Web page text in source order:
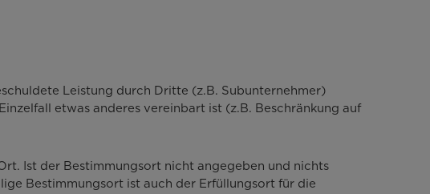
Leistung durch Dritte (z.B. Subunternehmer)
etwas anderes vereinbart ist (z.B. Beschränkung auf
Ist der Bestimmungsort nicht angegeben und nichts
Bestimmungsort ist auch der Erfüllungsort für die